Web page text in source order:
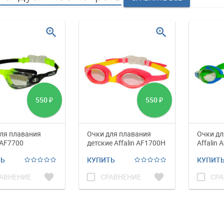
550 ₽
плавания
favorite
zoom_in
550 ₽
Очки для плавания
детские Affalin AF1700H
КУПИТЬ
check_box_outline_blank СРАВНЕНИЕ favorite
zoom_in
Очки
Affalin
check_box_outline_blank